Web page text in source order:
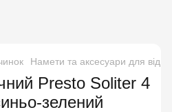
Намети та аксесуари для
Presto Soliter 4
зелений